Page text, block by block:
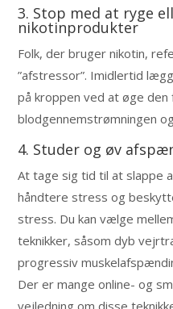
3. Stop med at ryge
nikotinprodukter
Folk, der bruger nikotin,
”afstressor”. Imidlertid
på kroppen ved at øge
blodgennemstrømningen
4. Studer og øv
At tage sig tid til at slappe
håndtere stress og
stress. Du kan vælge
teknikker, såsom dyb
progressiv
Der er mange online- og